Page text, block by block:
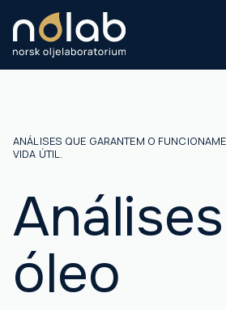
ANÁLISES QUE GARANTEM O
VIDA ÚTIL.
óleo